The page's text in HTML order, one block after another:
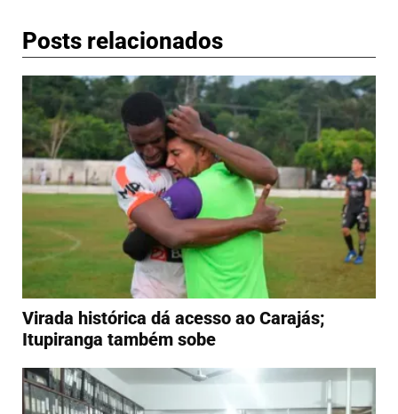
Posts relacionados
Virada histórica dá acesso ao Carajás;
Itupiranga também sobe